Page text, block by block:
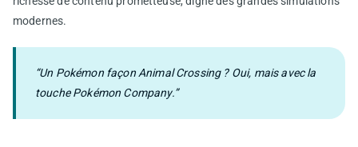
modernes.
“Un Pokémon façon Animal Crossing ? Oui, mais avec la
touche Pokémon Company.”